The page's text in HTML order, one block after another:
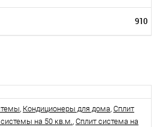
910
, Кондиционеры для дома, Сплит
на 50 кв.м., Сплит система на